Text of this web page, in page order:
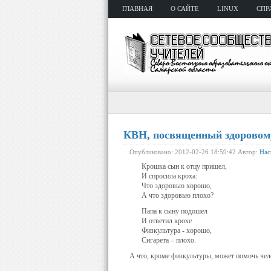
ГЛАВНАЯ О САЙТЕ LINUX
КВН, посвященный
Опубликовано: 2012-02-26 18:59:42 Автор:
Крошка сын к отцу пришел,
И спросила кроха:
Что здоровью хорошо,
А что здоровью плохо?
Папа к сыну подошел
И ответил крохе
Физкультура - хорошо,
Сигарета – плохо.
А что, кроме физкультуры, может помочь